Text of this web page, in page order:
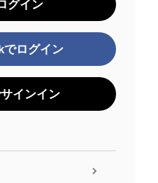
グイン
でログイン
インイン